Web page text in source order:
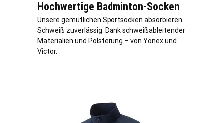
Hochwertige Badminton-Socken
Unsere gemütlichen Sportsocken absorbieren
Schweiß zuverlässig. Dank schweißableitender
Materialien und Polsterung – von Yonex und
Victor.